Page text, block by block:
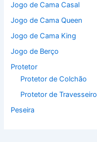
Jogo de Cama Casal
Jogo de Cama Queen
Jogo de Cama King
Jogo de Berço
Protetor
Protetor de Colchão
Protetor de Travesseiro
Peseira